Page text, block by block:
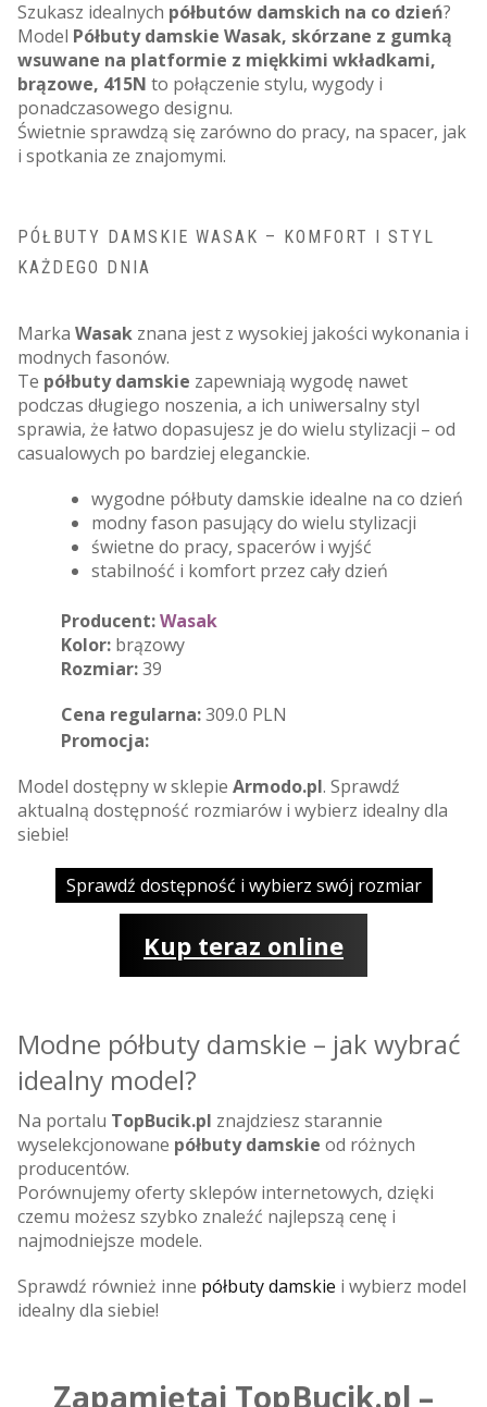
Szukasz idealnych półbutów damskich na co dzień?
Model Półbuty damskie Wasak, skórzane z gumką
wsuwane na platformie z miękkimi wkładkami,
brązowe, 415N to połączenie stylu, wygody i
ponadczasowego designu.
Świetnie sprawdzą się zarówno do pracy, na spacer, jak
i spotkania ze znajomymi.
PÓŁBUTY DAMSKIE WASAK – KOMFORT I STYL
KAŻDEGO DNIA
Marka Wasak znana jest z wysokiej jakości wykonania i
modnych fasonów.
Te półbuty damskie zapewniają wygodę nawet
podczas długiego noszenia, a ich uniwersalny styl
sprawia, że łatwo dopasujesz je do wielu stylizacji – od
casualowych po bardziej eleganckie.
wygodne półbuty damskie idealne na co dzień
modny fason pasujący do wielu stylizacji
świetne do pracy, spacerów i wyjść
stabilność i komfort przez cały dzień
Producent:Wasak
Kolor: brązowy
Rozmiar:39
Cena regularna:309.0 PLN
Promocja:
Model dostępny w sklepie Armodo.pl. Sprawdź
aktualną dostępność rozmiarów i wybierz idealny dla
siebie!
Sprawdź dostępność i wybierz swój rozmiar
Kup teraz online
Modne półbuty damskie – jak wybrać
idealny model?
Na portalu TopBucik.pl znajdziesz starannie
wyselekcjonowane półbuty damskie od różnych
producentów.
Porównujemy oferty sklepów internetowych, dzięki
czemu możesz szybko znaleźć najlepszą cenę i
najmodniejsze modele.
Sprawdź również inne półbuty damskie i wybierz model
idealny dla siebie!
Zapamiętaj TopBucik.pl –